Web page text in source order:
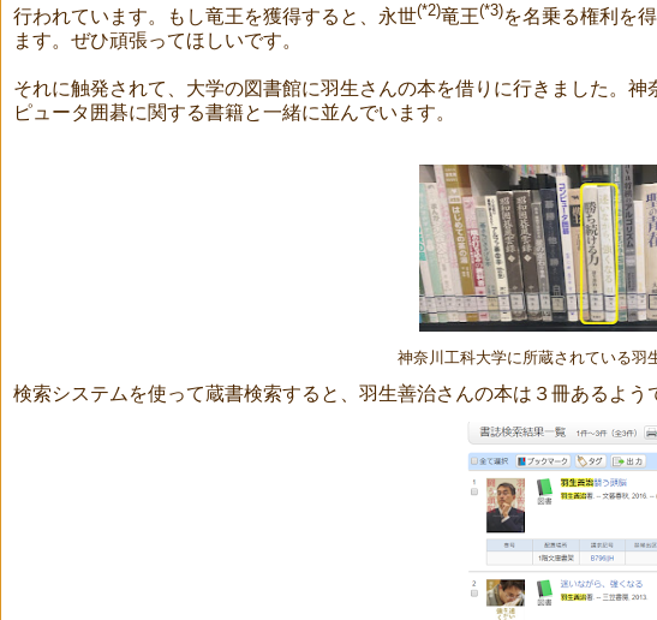
行われています。もし竜王を獲得すると、永世(*2)竜王(*3)を名乗る権利を
ます。ぜひ頑張ってほしいです。
それに触発されて、大学の図書館に羽生さんの本を借りに行きました。
ピュータ囲碁に関する書籍と一緒に並んでいます。
神奈川工科大学に所蔵されている羽
検索システムを使って蔵書検索すると、羽生善治さんの本は３冊あるよう